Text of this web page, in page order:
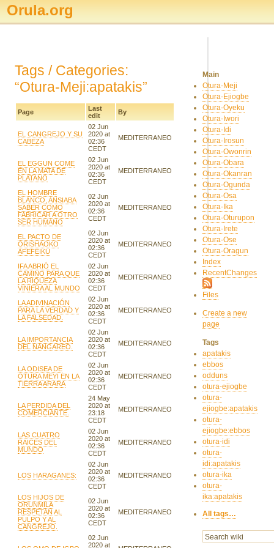
Orula.org
Tags / Categories:
“Otura-Meji:apatakis”
Page
Last
edit
By
EL CANGREJO Y SU
CABEZA
02 Jun
2020 at
02:36
CEDT
MEDITERRANEO
EL EGGUN COME
EN LA MATA DE
PLATANO
02 Jun
2020 at
02:36
CEDT
MEDITERRANEO
EL HOMBRE
BLANCO, ANSIABA
SABER COMO
FABRICAR A OTRO
SER HUMANO
02 Jun
2020 at
02:36
CEDT
MEDITERRANEO
EL PACTO DE
ORISHAOKO
AFEFEIKU
02 Jun
2020 at
02:36
CEDT
MEDITERRANEO
IFA ABRIÓ EL
CAMINO PARA QUE
LA RIQUEZA
VINIERA AL MUNDO
02 Jun
2020 at
02:36
CEDT
MEDITERRANEO
LA ADIVINACIÓN
PARA LA VERDAD Y
LA FALSEDAD.
02 Jun
2020 at
02:36
CEDT
MEDITERRANEO
LA IMPORTANCIA
DEL NANGAREO.
02 Jun
2020 at
02:36
CEDT
MEDITERRANEO
LA ODISEA DE
OTURA MEYI EN LA
TIERRA ARARA
02 Jun
2020 at
02:36
CEDT
MEDITERRANEO
LA PERDIDA DEL
COMERCIANTE.
24 May
2020 at
23:18
CEDT
MEDITERRANEO
LAS CUATRO
RAICES DEL
MUNDO
02 Jun
2020 at
02:36
CEDT
MEDITERRANEO
LOS HARAGANES:
02 Jun
2020 at
02:36
CEDT
MEDITERRANEO
LOS HIJOS DE
ORUNMILA
RESPETAN AL
PULPO Y AL
CANGREJO.
02 Jun
2020 at
02:36
CEDT
MEDITERRANEO
02 Jun
2020 at
Main
Otura-Meji
Otura-Ejiogbe
Otura-Oyeku
Otura-Iwori
Otura-Idi
Otura-Irosun
Otura-Owonrin
Otura-Obara
Otura-Okanran
Otura-Ogunda
Otura-Osa
Otura-Ika
Otura-Oturupon
Otura-Irete
Otura-Ose
Otura-Oragun
Index
RecentChanges
Files
Create a new
page
Tags
apatakis
ebbos
odduns
otura-ejiogbe
otura-
ejiogbe:apatakis
otura-
ejiogbe:ebbos
otura-idi
otura-
idi:apatakis
otura-ika
otura-
ika:apatakis
All tags…